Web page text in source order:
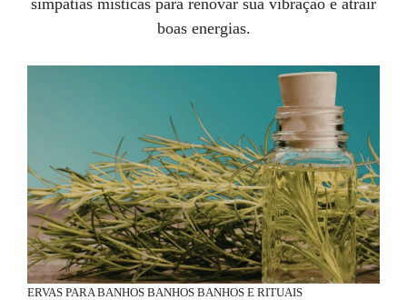
simpatias místicas para renovar sua vibração e atrair
boas energias.
ERVAS PARA BANHOS BANHOS BANHOS E RITUAIS